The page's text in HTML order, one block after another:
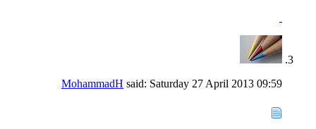
MohammadH said: Saturday 27 April 2013 09:59